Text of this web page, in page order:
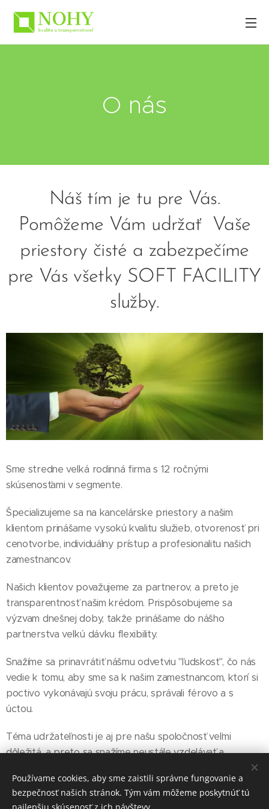
O nás
Náš tím je tu pre Vás.
Pomôžeme Vám udržať Vaše
priestory čisté a zabezpečíme
pre Vás všetky SOFT FACILITY
služby.
Sme stredne veľká rodinná firma s 12 ročnými
skúsenosťami v segmente.
Špecializujeme sa na kancelárske priestory a našim
klientom prinášame vysokú kvalitu služieb, otvorenosť pri
cenotvorbe, individuálny prístup a profesionalitu našich
zamestnancov.
Našich klientov považujeme za partnerov, a preto je
transparentnosť našim krédom. Prispôsobujeme sa
výzvam dnešnej doby, takže prinášame do nášho
partnerstva veľkú dávku flexibility.
Snažíme sa prinavrátiť nášmu odvetviu "ľudskosť", čo nás
vedie k tomu, aby sme sa k našim zamestnancom, ktorí si
poctivo vykonávajú svoju prácu, správali férovo a s
úctou.
Téma udržateľnosti je aj pre našu spoločnosť veľmi
dôležitá, a preto sa snažíme neustále vzdelávať a
and governance). Chceme byť inovatívni, prinášame nové
spôsoby čistenia s minimálnym dopadom na ekológiu.
Používame cookies, aby sme zaistili správne fungovanie a
bezpečnosť našich stránok. Tým vám môžeme poskytnúť tú